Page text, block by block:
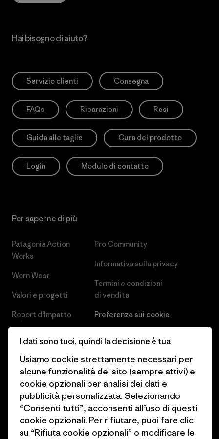
Hai bisogno di aiuto?
Servizio clienti Consegna
FAQs Riparazioni Resi
Guida alle taglie Cura del prodotto
Login Modulo di contatto
Per saperne di più
Patagonia Action
Works
Worn Wear
Valori e progetti
Report d’Impatto
Obiettivi climatici
1% For The Planet
Come finanziamo
Buoni regalo
Trova un negozio
Pro Community
Informativa sulla privacy
Termini e condizioni
di vendita
Preferenze sui cookie
Industry program
Programma di affiliazione
Patagonia Svizzera Mappa del
sito
I dati sono tuoi, quindi la decisione è tua
Usiamo cookie strettamente necessari per
alcune funzionalità del sito (sempre attivi) e
cookie opzionali per analisi dei dati e
pubblicità personalizzata. Selezionando
“Consenti tutti”, acconsenti all’uso di questi
cookie opzionali. Per rifiutare, puoi fare clic
su “Rifiuta cookie opzionali” o modificare le